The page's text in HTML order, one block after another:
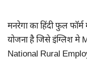
मनरेगा का हिंदी फुल फॉर्म
योजना है जिसे इंग्लिश मे
National Rural